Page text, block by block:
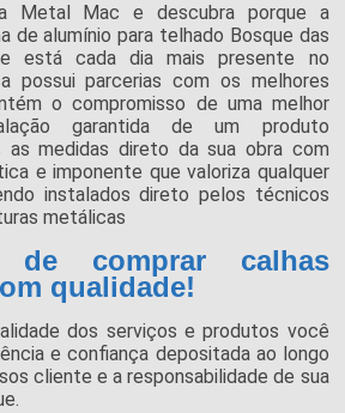
Metal Mac e descubra porque a
de alumínio para telhado Bosque das
está cada dia mais presente no
possui parcerias com os melhores
o compromisso de uma melhor
garantida de um produto
as medidas direto da sua obra com
e imponente que valoriza qualquer
instalados direto pelos técnicos
metálicas
de comprar calhas
qualidade!
dos serviços e produtos você
e confiança depositada ao longo
cliente e a responsabilidade de sua